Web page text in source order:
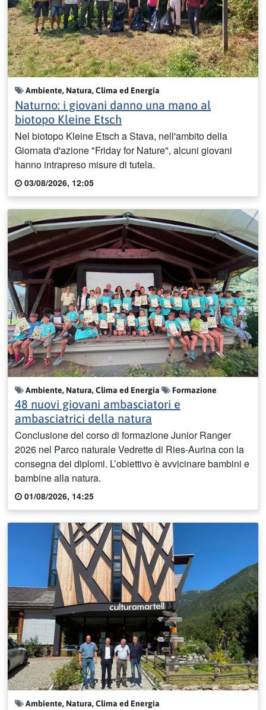
Ambiente, Natura, Clima ed Energia
Naturno: i giovani danno una mano al
biotopo Kleine Etsch
Nel biotopo Kleine Etsch a Stava, nell'ambito della
Giornata d'azione "Friday for Nature", alcuni giovani
hanno intrapreso misure di tutela.
03/08/2026, 12:05
Ambiente, Natura, Clima ed Energia Formazione
48 nuovi giovani ambasciatori e
ambasciatrici della natura
Conclusione del corso di formazione Junior Ranger
2026 nel Parco naturale Vedrette di Ries-Aurina con la
consegna dei diplomi. L’obiettivo è avvicinare bambini e
bambine alla natura.
01/08/2026, 14:25
Ambiente, Natura, Clima ed Energia